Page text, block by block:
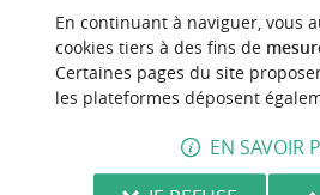
BALADESÀ
En continuant à naviguer, vous
cookies tiers à des fins de
Certaines pages du site
les plateformes déposent
EN SAVOIR